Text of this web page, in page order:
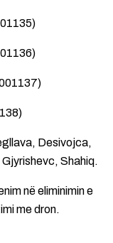
Desivojca,
Shahiq.
në eliminimin e
me dron.